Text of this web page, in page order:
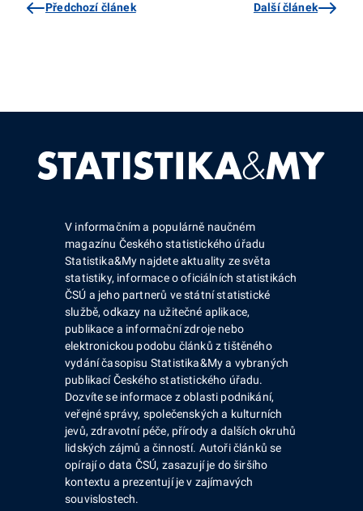
Předchozí článek Další článek
V informačním a populárně naučném
magazínu Českého statistického úřadu
Statistika&My najdete aktuality ze světa
statistiky, informace o oficiálních statistikách
ČSÚ a jeho partnerů ve státní statistické
službě, odkazy na užitečné aplikace,
publikace a informační zdroje nebo
elektronickou podobu článků z tištěného
vydání časopisu Statistika&My a vybraných
publikací Českého statistického úřadu.
Dozvíte se informace z oblasti podnikání,
veřejné správy, společenských a kulturních
jevů, zdravotní péče, přírody a dalších okruhů
lidských zájmů a činností. Autoři článků se
opírají o data ČSÚ, zasazují je do širšího
kontextu a prezentují je v zajímavých
souvislostech.